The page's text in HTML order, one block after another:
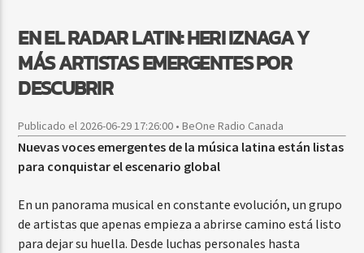
Beone Radio
EN EL RADAR LATIN: HERI IZNAGA Y
MÁS ARTISTAS EMERGENTES POR
DESCUBRIR
Publicado el 2026-06-29 17:26:00 • BeOne Radio Canada
Nuevas voces emergentes de la música latina están listas
para conquistar el escenario global
En un panorama musical en constante evolución, un grupo
de artistas que apenas empieza a abrirse camino está listo
para dejar su huella. Desde luchas personales hasta